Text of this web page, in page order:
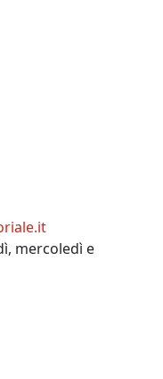
mercoledì e